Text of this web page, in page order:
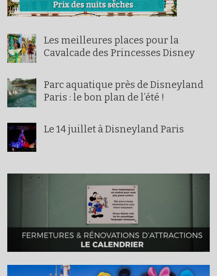
Les meilleures places pour la
Cavalcade des Princesses Disney
Parc aquatique près de Disneyland
Paris : le bon plan de l’été !
Le 14 juillet à Disneyland Paris